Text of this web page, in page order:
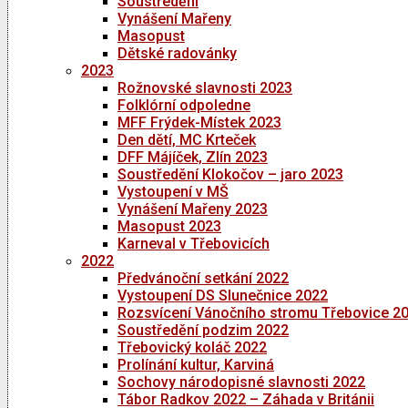
Vynášení Mařeny
Masopust
Dětské radovánky
2023
Rožnovské slavnosti 2023
Folklórní odpoledne
MFF Frýdek-Místek 2023
Den dětí, MC Krteček
DFF Májíček, Zlín 2023
Soustředění Klokočov – jaro 2023
Vystoupení v MŠ
Vynášení Mařeny 2023
Masopust 2023
Karneval v Třebovicích
2022
Předvánoční setkání 2022
Vystoupení DS Slunečnice 2022
Rozsvícení Vánočního stromu Třebovice
Soustředění podzim 2022
Třebovický koláč 2022
Prolínání kultur, Karviná
Sochovy národopisné slavnosti 2022
Tábor Radkov 2022 – Záhada v Británii